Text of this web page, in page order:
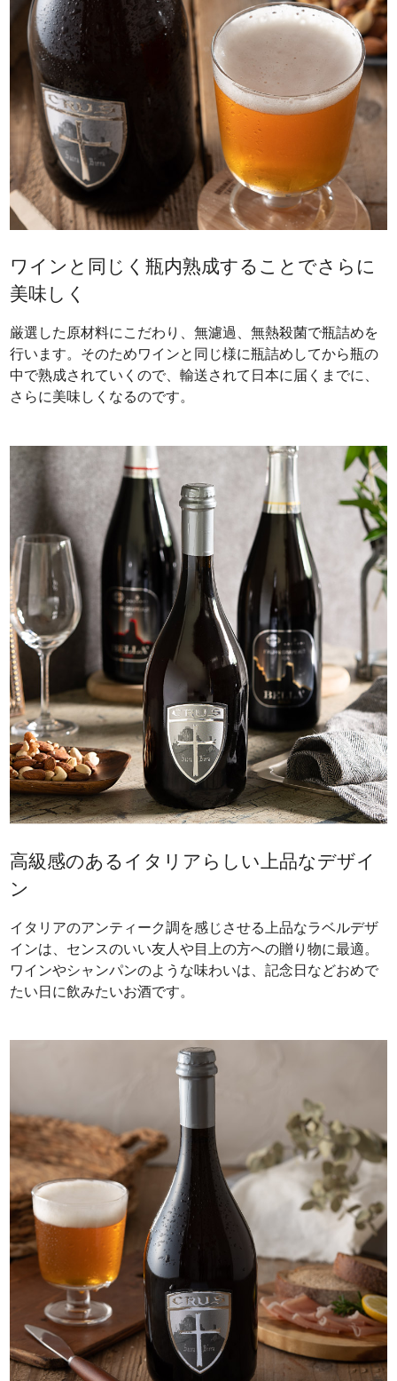
ワインと同じく瓶内熟成することでさらに
美味しく
厳選した原材料にこだわり、無濾過、無熱殺菌で瓶詰めを
行います。そのためワインと同じ様に瓶詰めしてから瓶の
中で熟成されていくので、輸送されて日本に届くまでに、
さらに美味しくなるのです。
高級感のあるイタリアらしい上品なデザイ
ン
イタリアのアンティーク調を感じさせる上品なラベルデザ
インは、センスのいい友人や目上の方への贈り物に最適。
ワインやシャンパンのような味わいは、記念日などおめで
たい日に飲みたいお酒です。